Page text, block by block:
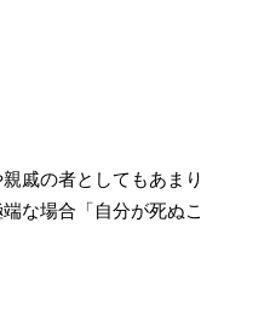
戚の者としてもあまり
な場合「自分が死ぬこ